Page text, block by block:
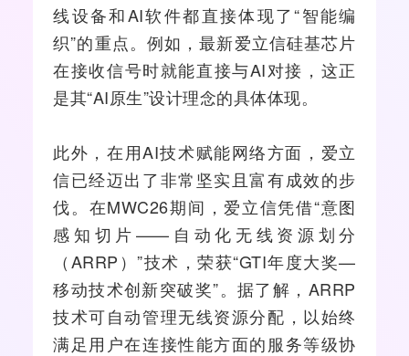
线设备和AI软件都直接体现了“智能编
织”的重点。例如，最新爱立信硅基芯片
在接收信号时就能直接与AI对接，这正
是其“AI原生”设计理念的具体体现。
此外，在用AI技术赋能网络方面，爱立
信已经迈出了非常坚实且富有成效的步
伐。在MWC26期间，爱立信凭借“意图
感知切片——自动化无线资源划分
（ARRP）”技术，荣获“GTI年度大奖—
移动技术创新突破奖”。据了解，ARRP
技术可自动管理无线资源分配，以始终
满足用户在连接性能方面的服务等级协